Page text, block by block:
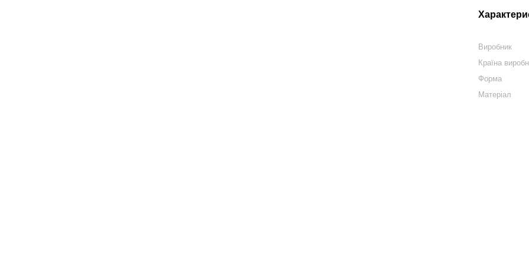
Виробник
Країна
Форма
Матеріал